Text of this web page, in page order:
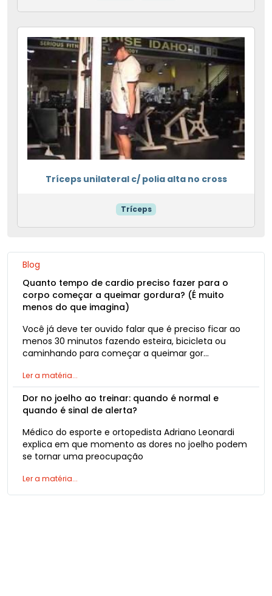
Tríceps unilateral c/ polia alta no cross
Tríceps
Blog
Quanto tempo de cardio preciso fazer para o
corpo começar a queimar gordura? (É muito
menos do que imagina)
Você já deve ter ouvido falar que é preciso ficar ao
menos 30 minutos fazendo esteira, bicicleta ou
caminhando para começar a queimar gor...
Ler a matéria...
Dor no joelho ao treinar: quando é normal e
quando é sinal de alerta?
Médico do esporte e ortopedista Adriano Leonardi
explica em que momento as dores no joelho podem
se tornar uma preocupação
Ler a matéria...